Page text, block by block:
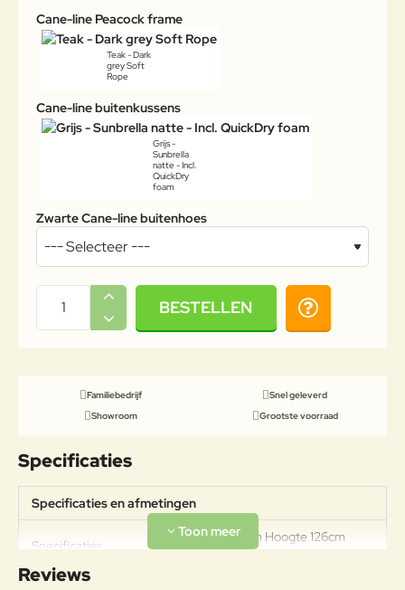
Cane-line Peacock frame
Teak - Dark
grey Soft
Rope
Cane-line buitenkussens
Grijs -
Sunbrella
natte - Incl.
QuickDry
foam
Zwarte Cane-line buitenhoes
BESTELLEN
Familiebedrijf
Snel geleverd
Showroom
Grootste voorraad
Specificaties
Specificaties en afmetingen
Specificaties
Breedte 102cm Hoogte 126cm
Reviews